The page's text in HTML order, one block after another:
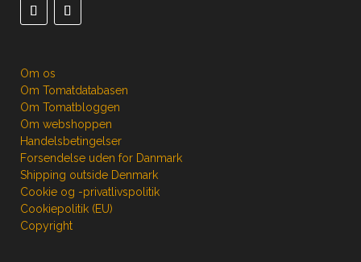
Om os
Om Tomatdatabasen
Om Tomatbloggen
Om webshoppen
Handelsbetingelser
Forsendelse uden for Danmark
Shipping outside Denmark
Cookie og -privatlivspolitik
Cookiepolitik (EU)
Copyright